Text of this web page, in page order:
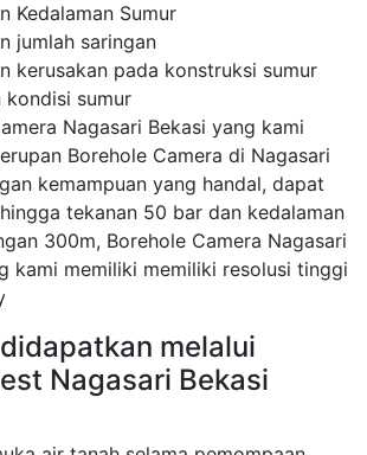
Kedalaman Sumur
jumlah saringan
kerusakan pada konstruksi sumur
kondisi sumur
Nagasari Bekasi yang kami
Borehole Camera di Nagasari
kemampuan yang handal, dapat
tekanan 50 bar dan kedalaman
300m, Borehole Camera Nagasari
kami memiliki memiliki resolusi tinggi
melalui
Nagasari Bekasi